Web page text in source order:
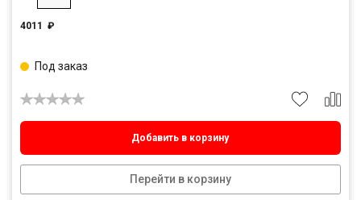
4011 ₽
Добавить в корзину
Перейти в корзину
Под заказ